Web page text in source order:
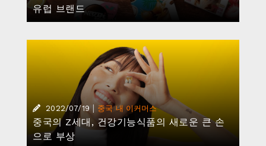
유럽 브랜드
2022/07/19 | 중국 내 이커머스
중국의 Z세대, 건강기능식품의 새로운 큰 손
으로 부상